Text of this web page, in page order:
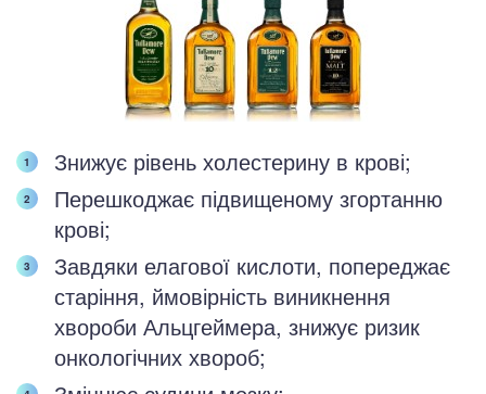
Знижує рівень холестерину в крові;
Перешкоджає підвищеному згортанню
крові;
Завдяки елагової кислоти, попереджає
старіння, ймовірність виникнення
хвороби Альцгеймера, знижує ризик
онкологічних хвороб;